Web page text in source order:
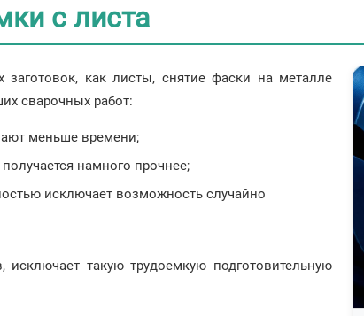
с листа
как листы, снятие фаски на металле
сварочных работ:
меньше времени;
намного прочнее;
исключает возможность случайно
исключает такую трудоемкую подготовительную